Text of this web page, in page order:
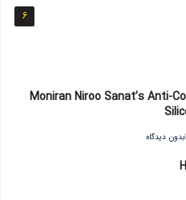
6
Moniran Niroo Sanat’s Anti-
بدون دیدگاه